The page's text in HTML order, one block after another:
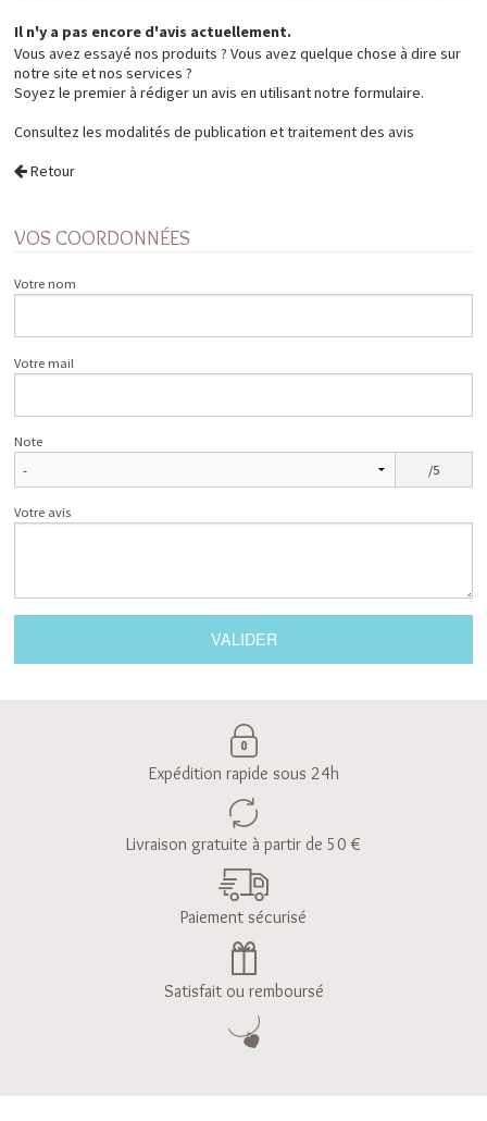
Il n'y a pas encore d'avis actuellement.
Vous avez essayé nos produits ? Vous avez quelque chose à dire sur
notre site et nos services ?
Soyez le premier à rédiger un avis en utilisant notre formulaire.
Consultez lesmodalités de publication et traitement des avis
Retour
VOS COORDONNÉES
Votre nom
Votre mail
Note
/5
Votre avis
Expédition rapide sous 24h
Livraison gratuite à partir de 50 €
Paiement sécurisé
Satisfait ou remboursé